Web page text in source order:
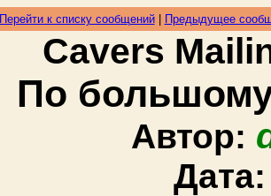
Перейти к списку сообщений| Предыдущее
Cavers
По
Автор: